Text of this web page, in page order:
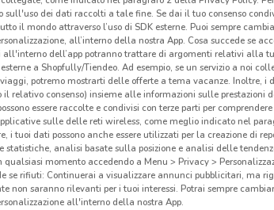
volantini nella tua zona. Riprova più tardi.
sull'uso dei dati raccolti a tale fine. Se dai il tuo consenso
il mondo attraverso l’uso di SDK esterne. Puoi sempre
all’interno della nostra App. Cosa succede se
all'interno dell’app potranno trattare di argomenti relativi alla
a Shopfully/Tiendeo. Ad esempio, se un servizio a noi
potremo mostrarti delle offerte a tema vacanze. Inoltre, i
il relativo consenso) insieme alle informazioni sulle
essere raccolte e condivisi con terze parti per
sulle delle reti wireless, come meglio indicato nel
i tuoi dati possono anche essere utilizzati per la creazione di
statistiche, analisi basate sulla posizione e analisi delle
qualsiasi momento accedendo a Menu > Privacy >
se rifiuti: Continuerai a visualizzare annunci pubblicitari, ma
non saranno rilevanti per i tuoi interessi. Potrai sempre
all'interno della nostra App.